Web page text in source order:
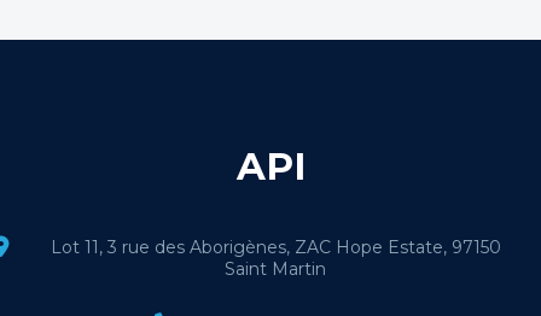
API
Lot 11, 3 rue des Aborigènes, ZAC Hope Estate, 97150
Saint Martin